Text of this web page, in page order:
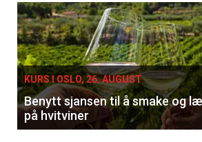
KURS I OSLO, 26. AUGUST
Benytt sjansen til å smake og
på hvitviner